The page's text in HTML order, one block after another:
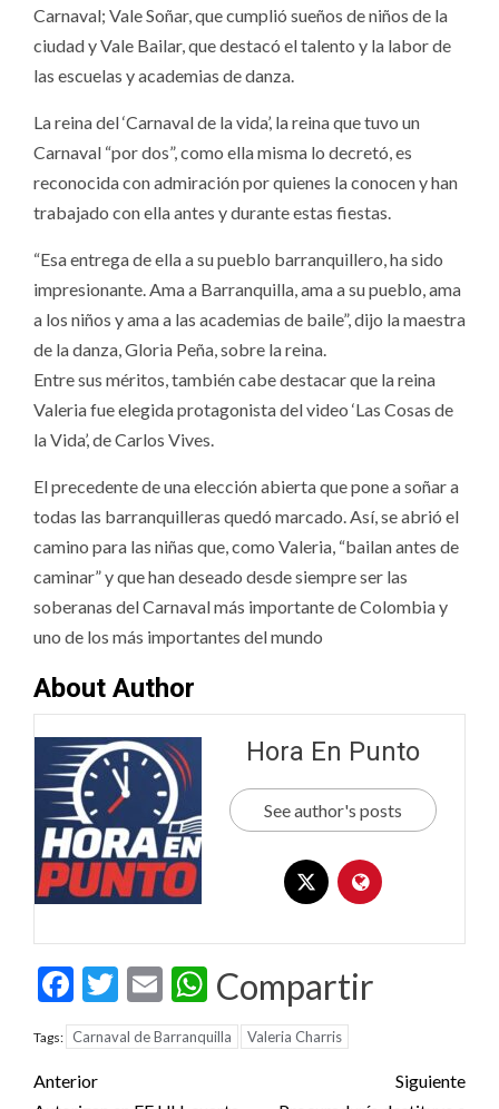
Carnaval; Vale Soñar, que cumplió sueños de niños de la
ciudad y Vale Bailar, que destacó el talento y la labor de
las escuelas y academias de danza.
La reina del ‘Carnaval de la vida’, la reina que tuvo un
Carnaval “por dos”, como ella misma lo decretó, es
reconocida con admiración por quienes la conocen y han
trabajado con ella antes y durante estas fiestas.
“Esa entrega de ella a su pueblo barranquillero, ha sido
impresionante. Ama a Barranquilla, ama a su pueblo, ama
a los niños y ama a las academias de baile”, dijo la maestra
de la danza, Gloria Peña, sobre la reina.
Entre sus méritos, también cabe destacar que la reina
Valeria fue elegida protagonista del video ‘Las Cosas de
la Vida’, de Carlos Vives.
El precedente de una elección abierta que pone a soñar a
todas las barranquilleras quedó marcado. Así, se abrió el
camino para las niñas que, como Valeria, “bailan antes de
caminar” y que han deseado desde siempre ser las
soberanas del Carnaval más importante de Colombia y
uno de los más importantes del mundo
About Author
Hora En Punto
See author's posts
Facebook
Twitter
EmailWhatsApp
Compartir
Tags: Carnaval de Barranquilla Valeria Charris
Post
Anterior
Siguiente